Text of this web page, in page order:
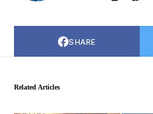
SHARE
Related Articles